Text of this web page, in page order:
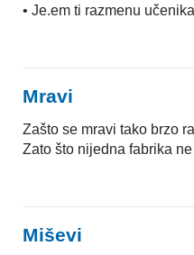
• Je.em ti razmenu
Mravi
Zašto se mravi tako brzo
Zato što nijedna fabrika
Miševi